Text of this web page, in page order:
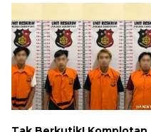
Kesehatan Gratis, hingga
Dialog Kebangsaan di
Rupat